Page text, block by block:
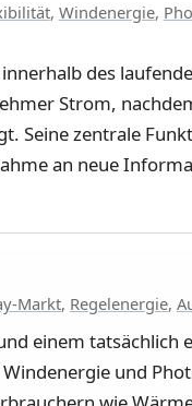
, Windenergie,
des
Strom,
Seine zentrale
an neue
Markt, Regelenergie,
einem tatsächlich
und